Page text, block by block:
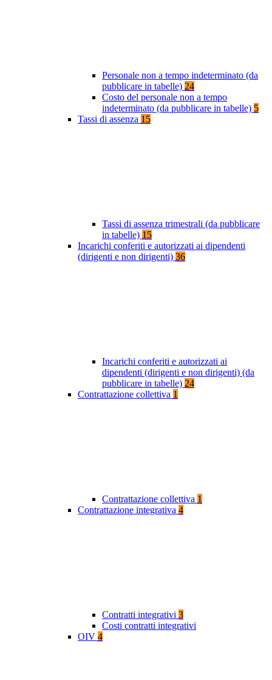
Personale non a tempo indeterminato (da
pubblicare in tabelle) 24
Costo del personale non a tempo
indeterminato (da pubblicare in tabelle) 5
Tassi di assenza 15
Tassi di assenza trimestrali (da pubblicare
in tabelle) 15
Incarichi conferiti e autorizzati ai dipendenti
(dirigenti e non dirigenti) 36
Incarichi conferiti e autorizzati ai
dipendenti (dirigenti e non dirigenti) (da
pubblicare in tabelle) 24
Contrattazione collettiva 1
Contrattazione collettiva 1
Contrattazione integrativa 4
Contratti integrativi 3
Costi contratti integrativi
OIV 4